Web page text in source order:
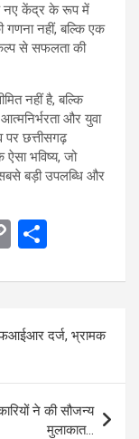
नए केंद्र के रूप में
नहीं, बल्कि एक
से सफलता की
नहीं है, बल्कि
और युवा
छत्तीसगढ़
भविष्य, जो
बड़ी उपलब्धि और
C
py
Li
n
k
ar
e
दर्ज, भ्रामक
ने की सौजन्य
मुलाकात…